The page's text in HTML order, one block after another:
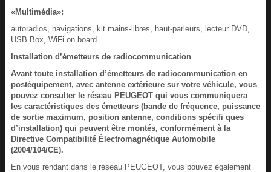
«Multimédia»:
autoradios, navigations, kit mains-libres, haut-parleurs, lecteur DVD,
USB Box, WiFi on board...
Installation d’émetteurs de radiocommunication
Avant toute installation d’émetteurs de radiocommunication en
postéquipement, avec antenne extérieure sur votre véhicule, vous
pouvez consulter le réseau PEUGEOT qui vous communiquera
les caractéristiques des émetteurs (bande de fréquence, puissance
de sortie maximum, position antenne, conditions spécifi ques
d’installation) qui peuvent être montés, conformément à la
Directive Compatibilité Électromagnétique Automobile
(2004/104/CE).
En vous rendant dans le réseau PEUGEOT, vous pouvez également